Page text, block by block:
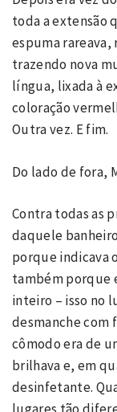
toda a extensão
espuma
trazendo nova
língua, lixada à
coloração
Outra vez. E fim.
Do lado de fora,
Contra todas as
daquele
porque indicava
também porque
inteiro – isso no
desmanche com
cômodo era de
brilhava e, em
desinfetante.